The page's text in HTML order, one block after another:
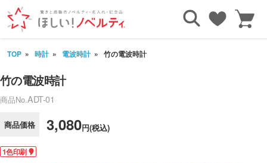
TOP 時計 電波時計 竹の電波時計
竹の電波時計
商品No.ADT-01
商品価格 3,080円(税込)
1色印刷